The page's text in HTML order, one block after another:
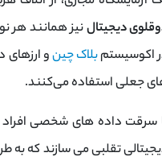
دیجیتالنیز همانند هر
اکوسیستمبلاک چینو ارزهای
جعلی استفاده می‌کنند.
سرقت داده ‌های شخصی افراد
تقلبی می ‌سازند که به